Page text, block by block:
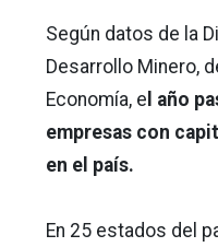
Según datos de la
Desarrollo Minero,
Economía, e l año
empresas con
en el país.
En 25 estados del